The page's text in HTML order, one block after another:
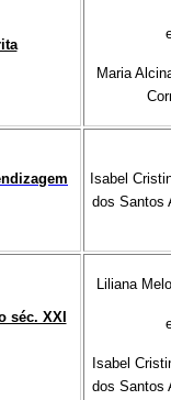
Maria
Isabel
dos Santos
séc. XXI
Liliana
Isabel
dos Santos